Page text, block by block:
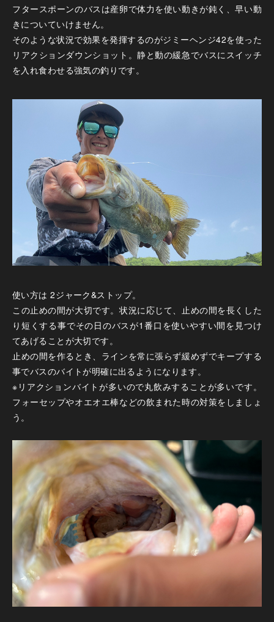
フタースポーンのバスは産卵で体力を使い動きが鈍く、早い動
きについていけません。
そのような状況で効果を発揮するのがジミーヘンジ42を使った
リアクションダウンショット。静と動の緩急でバスにスイッチ
を入れ食わせる強気の釣りです。
使い方は 2ジャーク&ストップ。
この止めの間が大切です。状況に応じて、止めの間を長くした
り短くする事でその日のバスが1 番口を使いやすい間を見つけ
てあげることが大切です。
止めの間を作るとき、ラインを常に張らず緩めずでキープする
事でバスのバイトが明確に出るようになります。
※ リアクションバイトが多いので丸飲みすることが多いです。
フォーセップやオエオエ棒などの飲まれた時の対策をしましょ
う。